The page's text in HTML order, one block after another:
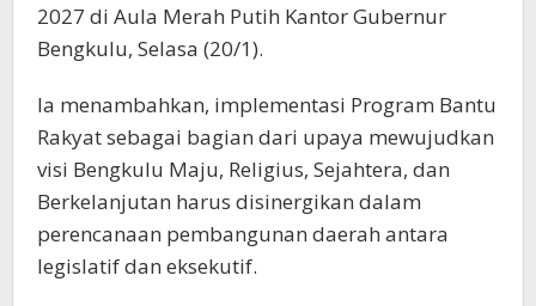
2027 di Aula Merah Putih Kantor Gubernur
Bengkulu, Selasa (20/1).
Ia menambahkan, implementasi Program Bantu
Rakyat sebagai bagian dari upaya mewujudkan
visi Bengkulu Maju, Religius, Sejahtera, dan
Berkelanjutan harus disinergikan dalam
perencanaan pembangunan daerah antara
legislatif dan eksekutif.